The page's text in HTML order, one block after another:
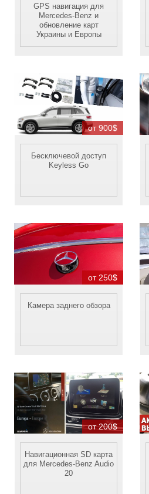
GPS навигация для
Mercedes-Benz и
обновление карт
Украины и Европы
от 900$
Бесключевой доступ
Keyless Go
от 250$
Камера заднего обзора
от 200$
Навигационная SD карта
для Mercedes-Benz Audio
20